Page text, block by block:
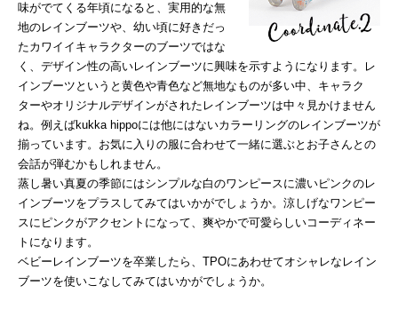
味がでてくる年頃になると、実用的な無
地のレインブーツや、幼い頃に好きだっ
たカワイイキャラクターのブーツではな
く、デザイン性の高いレインブーツに興味を示すようになります。レ
インブーツというと黄色や青色など無地なものが多い中、キャラク
ターやオリジナルデザインがされたレインブーツは中々見かけません
ね。例えばkukka hippoには他にはないカラーリングのレインブーツが
揃っています。お気に入りの服に合わせて一緒に選ぶとお子さんとの
会話が弾むかもしれません。
蒸し暑い真夏の季節にはシンプルな白のワンピースに濃いピンクのレ
インブーツをプラスしてみてはいかがでしょうか。涼しげなワンピー
スにピンクがアクセントになって、爽やかで可愛らしいコーディネー
トになります。
ベビーレインブーツを卒業したら、TPOにあわせてオシャレなレイン
ブーツを使いこなしてみてはいかがでしょうか。